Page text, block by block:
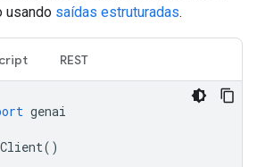
usando saídas estruturadas.
REST
genai
Client()